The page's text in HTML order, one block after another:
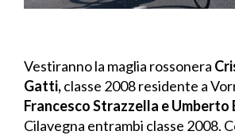
Vestiranno la maglia rossonera
Gatti,classe 2008 residente a
Francesco Strazzella e Umberto
Cilavegna entrambi classe 2008.